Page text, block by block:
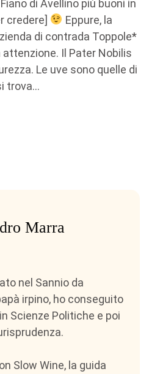
di Avellino più buoni in
credere]
Eppure, la
di contrada Toppole*
Il Pater Nobilis
Le uve sono quelle di
trova...
Marra
nel Sannio da
irpino, ho conseguito
Scienze Politiche e poi
Slow Wine, la guida